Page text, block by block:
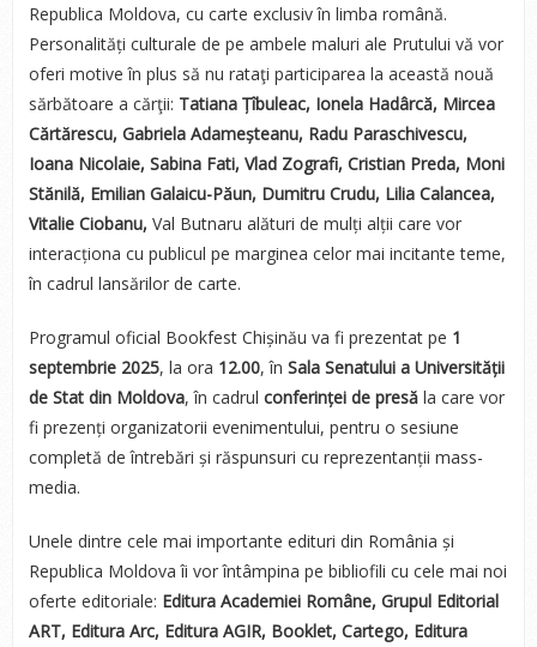
Republica Moldova, cu carte exclusiv în limba română.
Personalități culturale de pe ambele maluri ale Prutului vă vor
oferi motive în plus să nu rataţi participarea la această nouă
sărbătoare a cărţii: Tatiana Țîbuleac, Ionela Hadârcă, Mircea
Cărtărescu, Gabriela Adameșteanu, Radu Paraschivescu,
Ioana Nicolaie, Sabina Fati, Vlad Zografi, Cristian Preda, Moni
Stănilă, Emilian Galaicu-Păun, Dumitru Crudu, Lilia Calancea,
Vitalie Ciobanu, Vаl Butnaru alături de mulți alții care vor
interacționa cu publicul pe marginea celor mai incitante teme,
în cadrul lansărilor de carte.
Programul oficial Bookfest Chișinău va fi prezentat pe 1
septembrie 2025, la ora 12.00, în Sala Senatului a Universității
de Stat din Moldova, în cadrul conferinței de presăla care vor
fi prezenți organizatorii evenimentului, pentru o sesiune
completă de întrebări și răspunsuri cu reprezentanții mass-
media.
Unele dintre cele mai importante edituri din România și
Republica Moldova îi vor întâmpina pe bibliofili cu cele mai noi
oferte editoriale: Editura Academiei Române, Grupul Editorial
ART, Editura Arc, Editura AGIR, Booklet, Cartego, Editura